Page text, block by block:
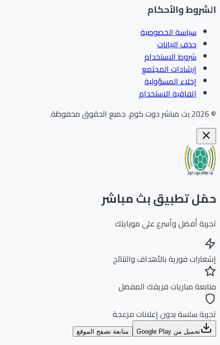
والأحكام
سياسة الخصوصية
حذف البيانات
شروط الاستخدام
إرشادات المجتمع
إخلاء المسؤولية
اتفاقية الاستخدام
بث مباشر دوت كوم.جميع الحقوق محفوظة.
تطبيق بث مباشر
أفضل وأسرع على موبايلك
فورية بالأهداف والنتائج
مباريات فريقك المفضل
سلسة بدون إعلانات مزعجة
تحميل من Google Play متابعة تصفح الموقع